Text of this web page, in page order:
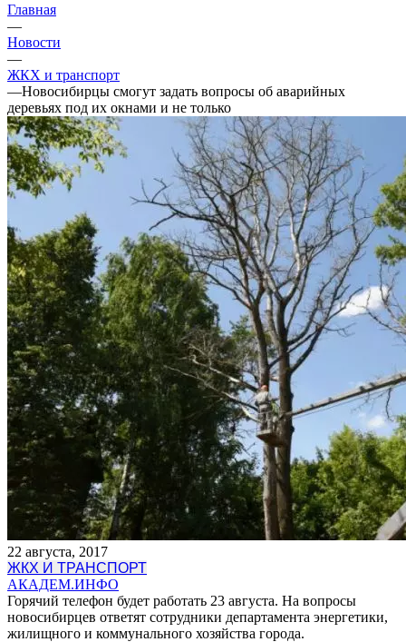
Главная
—
Новости
—
ЖКХ и транспорт
—Новосибирцы смогут задать вопросы об аварийных
деревьях под их окнами и не только
22 августа, 2017
ЖКХ И ТРАНСПОРТ
АКАДЕМ.ИНФО
Горячий телефон будет работать 23 августа. На вопросы
новосибирцев ответят сотрудники департамента энергетики,
жилищного и коммунального хозяйства города.